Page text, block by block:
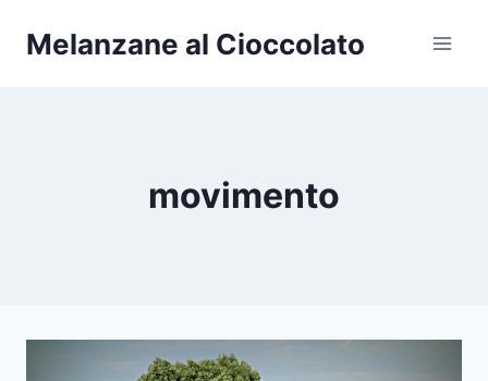
Melanzane al Cioccolato
movimento